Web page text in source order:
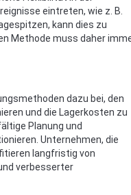
eintreten, wie z. B.
kann dies zu
Methode muss daher
dazu bei, den
und die Lagerkosten zu
Planung und
Unternehmen, die
langfristig von
verbesserter